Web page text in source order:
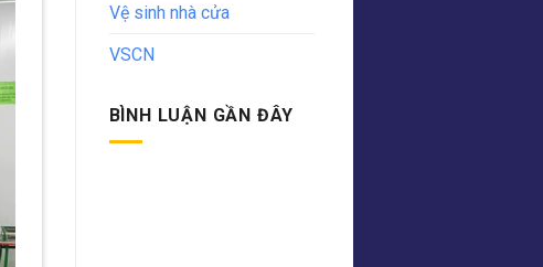
Vệ sinh nhà cửa
VSCN
BÌNH LUẬN GẦN ĐÂY